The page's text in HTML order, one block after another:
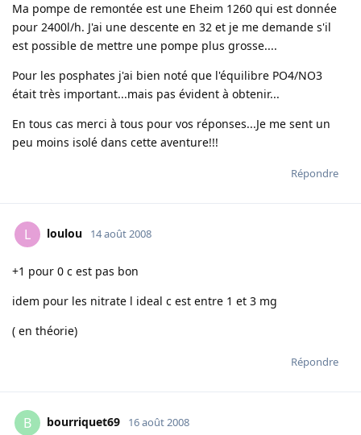
Ma pompe de remontée est une Eheim 1260 qui est donnée
pour 2400l/h. J'ai une descente en 32 et je me demande s'il
est possible de mettre une pompe plus grosse....
Pour les posphates j'ai bien noté que l'équilibre PO4/NO3
était très important...mais pas évident à obtenir...
En tous cas merci à tous pour vos réponses...Je me sent un
peu moins isolé dans cette aventure!!!
Répondre
L loulou 14 août 2008
+1 pour 0 c est pas bon
idem pour les nitrate l ideal c est entre 1 et 3 mg
( en théorie)
Répondre
B bourriquet69 16 août 2008